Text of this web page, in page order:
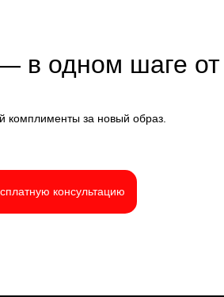
в одном шаге от
комплименты за новый образ.
консультацию